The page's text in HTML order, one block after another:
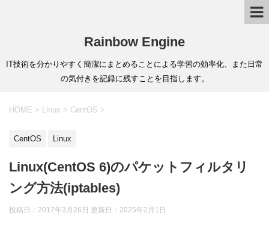
Rainbow Engine
IT技術を分かりやすく簡潔にまとめることによる学習の効率化、また日常
の気付きを記録に残すことを目指します。
HOME > Linux > CentOS >
CentOS Linux
Linux(CentOS 6)のパケットフィルタリ
ング方法(iptables)
投稿日：2017年3月26日 更新日： 2025年2月1日